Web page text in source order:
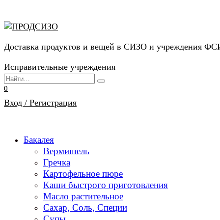
к
содержанию
Доставка продуктов и вещей в СИЗО и учреждения
Исправительные учреждения
Search
for:
0
Вход / Регистрация
Бакалея
Вермишель
Гречка
Картофельное пюре
Каши быстрого приготовления
Масло растительное
Сахар, Соль, Специи